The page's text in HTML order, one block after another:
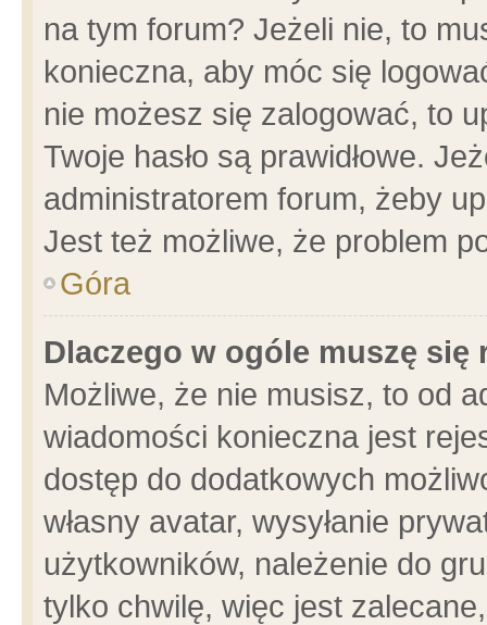
na tym forum? Jeżeli nie, to
konieczna, aby móc się
nie możesz się zalogować, to
Twoje hasło są prawidłowe.
administratorem forum, żeby
Jest też możliwe, że problem
Góra
Dlaczego w ogóle muszę się
Możliwe, że nie musisz, to od
wiadomości konieczna jest
dostęp do dodatkowych
własny avatar, wysyłanie
użytkowników, należenie do
tylko chwilę, więc jest